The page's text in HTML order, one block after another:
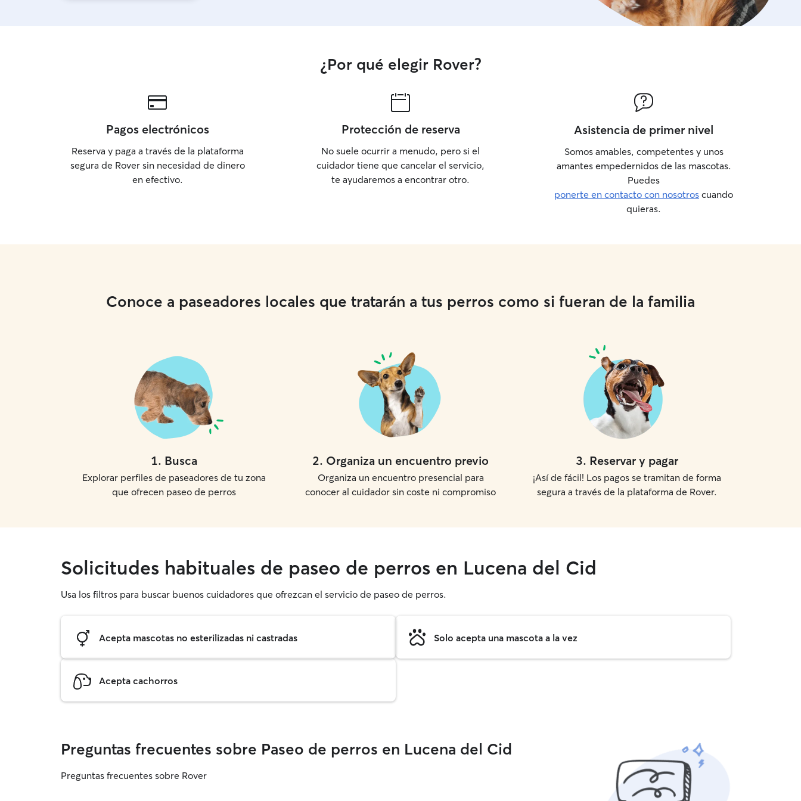
¿Por qué elegir Rover?
Pagos electrónicos
Reserva y paga a través de la plataforma
segura de Rover sin necesidad de dinero
en efectivo.
Protección de reserva
No suele ocurrir a menudo, pero si el
cuidador tiene que cancelar el servicio,
te ayudaremos a encontrar otro.
Asistencia de primer nivel
Somos amables, competentes y unos
amantes empedernidos de las mascotas.
Puedes
ponerte en contacto con nosotros cuando
quieras.
Conoce a paseadores locales que tratarán a tus perros como si fueran de la familia
1. Busca
Explorar perfiles de paseadores de tu zona
que ofrecen paseo de perros
2. Organiza un encuentro previo
Organiza un encuentro presencial para
conocer al cuidador sin coste ni compromiso
3. Reservar y pagar
¡Así de fácil! Los pagos se tramitan de forma
segura a través de la plataforma de Rover.
Solicitudes habituales de paseo de perros en Lucena del Cid
Usa los filtros para buscar buenos cuidadores que ofrezcan el servicio de paseo de perros.
Acepta mascotas no esterilizadas ni castradas Solo acepta una mascota a la vez
Acepta cachorros
Preguntas frecuentes sobre Paseo de perros en Lucena del Cid
Preguntas frecuentes sobre Rover